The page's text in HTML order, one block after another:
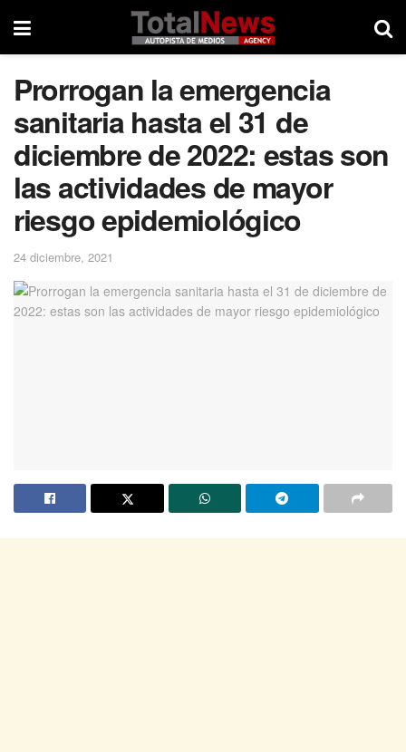
Prorrogan la emergencia
sanitaria hasta el 31 de
diciembre de 2022: estas son
las actividades de mayor
riesgo epidemiológico
24 diciembre, 2021